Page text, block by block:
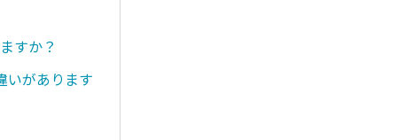
すか？
いがあります